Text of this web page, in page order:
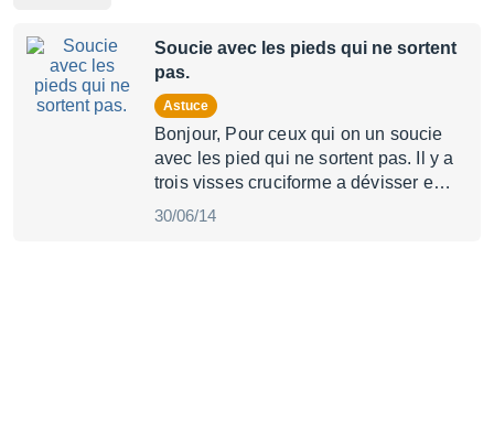
Soucie avec les pieds qui ne sortent
pas.
Astuce
Bonjour, Pour ceux qui on un soucie
avec les pied qui ne sortent pas. Il y a
trois visses cruciforme a dévisser e…
30/06/14